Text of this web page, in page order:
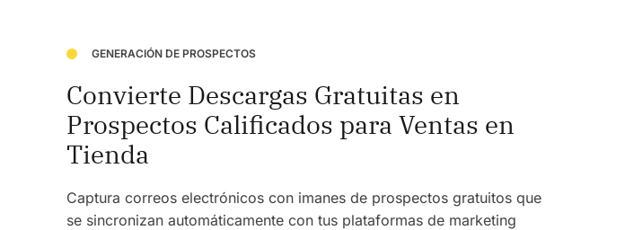
GENERACIÓN DE PROSPECTOS
Convierte Descargas Gratuitas en
Prospectos Calificados para Ventas en
Tienda
Captura correos electrónicos con imanes de prospectos gratuitos que
se sincronizan automáticamente con tus plataformas de marketing